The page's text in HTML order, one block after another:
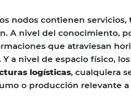
nodos contienen servicios,
A nivel del conocimiento,
que atraviesan
a nivel de espacio físico,
logísticas, cualquiera
o producción relevante a